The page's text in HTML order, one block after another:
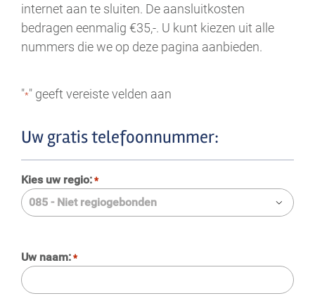
internet aan te sluiten. De aansluitkosten
bedragen eenmalig €35,-. U kunt kiezen uit alle
nummers die we op deze pagina aanbieden.
"*" geeft vereiste velden aan
Uw gratis telefoonnummer:
Kies uw regio: *

Uw naam: *